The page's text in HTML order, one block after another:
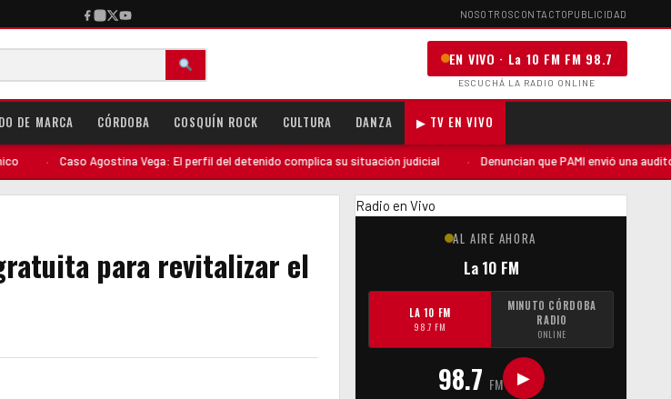
NOSOTROSCONTACTOPUBLICIDAD
EN VIVO · La 10 FM FM 98.7
ESCUCHÁ LA RADIO ONLINE
DE MARCA CÓRDOBA COSQUÍN ROCK CULTURA DANZA ▶ TV EN VIVO
Vega: El perfil del detenido complica su situación judicial · Denuncian que PAMI envió una auditoría «sorpresiva» a
para revitalizar el
Radio en Vivo
AL AIRE AHORA
La 10 FM
LA 10 FM
98.7 FM
MINUTO CÓRDOBA
RADIO
ONLINE
98.7 FM ▶